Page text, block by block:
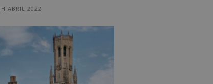
ABRIL 2022